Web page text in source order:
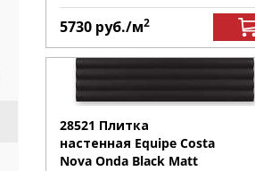
5730 руб./м2
28521 Плитка
настенная Equipe Costa
Nova Onda Black Matt